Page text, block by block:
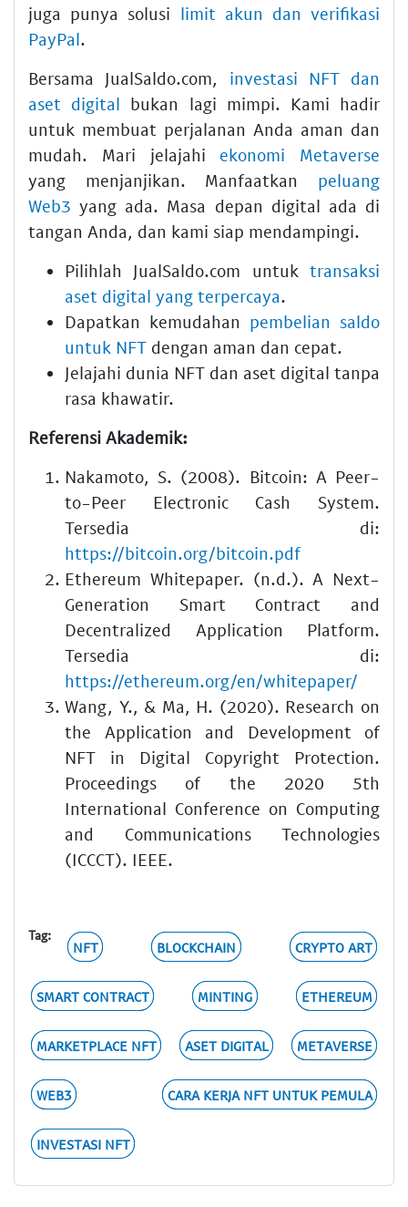
juga punya solusi limit akun dan verifikasi
PayPal.
Bersama JualSaldo.com, investasi NFT dan
aset digital bukan lagi mimpi. Kami hadir
untuk membuat perjalanan Anda aman dan
mudah. Mari jelajahi ekonomi Metaverse
yang menjanjikan. Manfaatkan peluang
Web3 yang ada. Masa depan digital ada di
tangan Anda, dan kami siap mendampingi.
Pilihlah JualSaldo.com untuk transaksi
aset digital yang terpercaya.
Dapatkan kemudahan pembelian saldo
untuk NFT dengan aman dan cepat.
Jelajahi dunia NFT dan aset digital tanpa
rasa khawatir.
Referensi Akademik:
Nakamoto, S. (2008). Bitcoin: A Peer-
to-Peer Electronic Cash System.
Tersedia di:
https://bitcoin.org/bitcoin.pdf
Ethereum Whitepaper. (n.d.). A Next-
Generation Smart Contract and
Decentralized Application Platform.
Tersedia di:
https://ethereum.org/en/whitepaper/
Wang, Y., & Ma, H. (2020). Research on
the Application and Development of
NFT in Digital Copyright Protection.
Proceedings of the 2020 5th
International Conference on Computing
and Communications Technologies
(ICCCT). IEEE.
Tag:
NFT BLOCKCHAIN CRYPTO ART
SMART CONTRACT MINTING ETHEREUM
MARKETPLACE NFT ASET DIGITAL METAVERSE
WEB3 CARA KERJA NFT UNTUK PEMULA
INVESTASI NFT